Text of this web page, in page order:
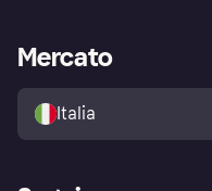
Esplora i negozi
Politica di protezione
dell'acquirente Klarna
Accesso aziende
Mercato
Italia